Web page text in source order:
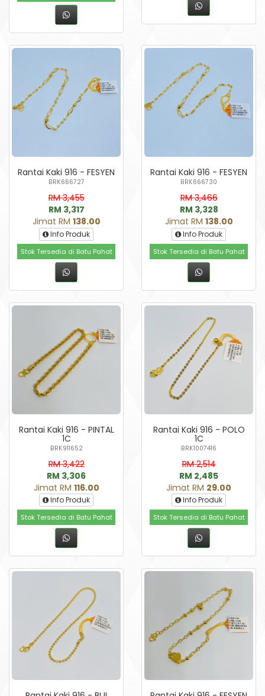
Rantai Kaki 916 - FESYEN
BRK666727
RM 3,455
RM 3,317
Jimat RM 138.00
Info Produk
Stok Tersedia di Batu Pahat
Rantai Kaki 916 - FESYEN
BRK666730
RM 3,466
RM 3,328
Jimat RM 138.00
Info Produk
Stok Tersedia di Batu Pahat
Rantai Kaki 916 - PINTAL
1C
BRK911652
RM 3,422
RM 3,306
Jimat RM 116.00
Info Produk
Stok Tersedia di Batu Pahat
Rantai Kaki 916 - POLO
1C
BRK1007416
RM 2,514
RM 2,485
Jimat RM 29.00
Info Produk
Stok Tersedia di Batu Pahat